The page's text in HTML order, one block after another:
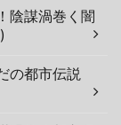
陰謀渦巻く闇
の都市伝説